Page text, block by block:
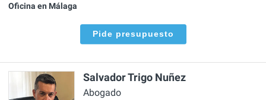
Oficina en Málaga
Pide presupuesto
Salvador Trigo Nuñez
Abogado